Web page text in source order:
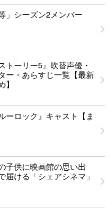
」シーズン2メンバー
トーリー5』吹替声優・
ー・あらすじ一覧【最新
ーロック』キャスト【ま
子供に映画館の思い出
届ける「シェアシネマ」